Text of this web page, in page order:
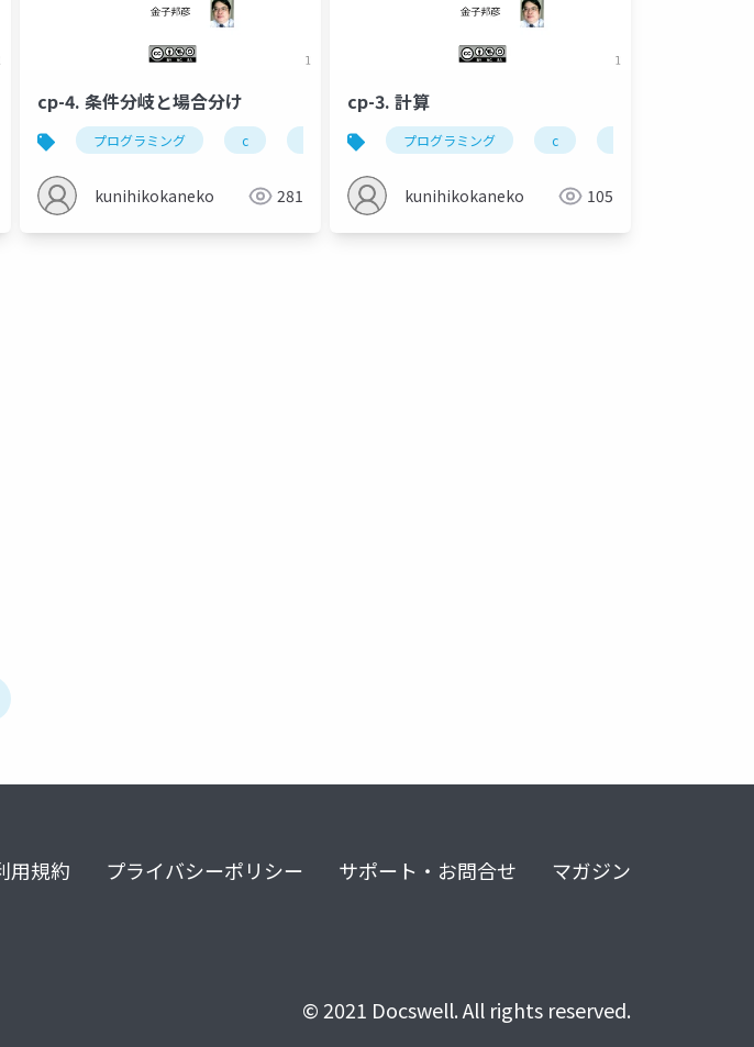
子邦彦研究室 for 繰り返し フィボナッチ数列 九九の表 金子邦彦研究室
cp-4. 条件分岐と場合分け
プログラミング c 条件分岐 if else 多分岐
kunihikokaneko 281
cp-3. 計算
プログラミング c
kunihikokaneko 105
用規約 プライバシーポリシー サポート・お問合せ マガジン
© 2021 Docswell. All rights reserved.